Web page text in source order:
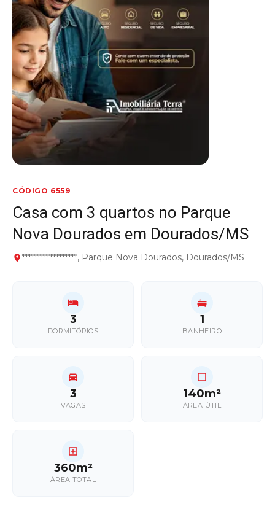
CÓDIGO 6559
Casa com 3 quartos no Parque
Nova Dourados em Dourados/MS
******************, Parque Nova Dourados, Dourados/MS
3
DORMITÓRIOS
1
BANHEIRO
3
VAGAS
140m²
ÁREA ÚTIL
360m²
ÁREA TOTAL